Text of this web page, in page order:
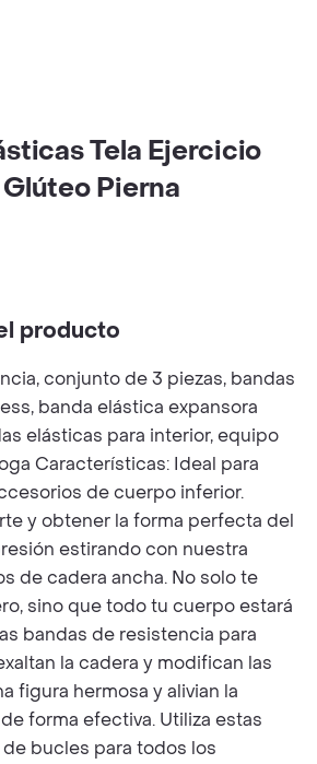
Tela Ejercicio
Pierna
producto
conjunto de 3 piezas, bandas
banda elástica expansora
elásticas para interior, equipo
Características: Ideal para
de cuerpo inferior.
y obtener la forma perfecta del
estirando con nuestra
de cadera ancha. No solo te
sino que todo tu cuerpo estará
bandas de resistencia para
la cadera y modifican las
figura hermosa y alivian la
forma efectiva. Utiliza estas
bucles para todos los